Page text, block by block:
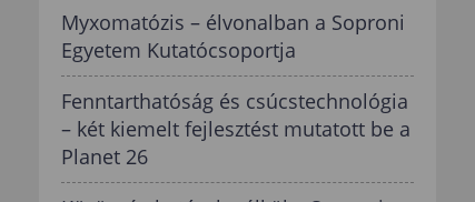
Myxomatózis – élvonalban a Soproni
Egyetem Kutatócsoportja
Fenntarthatóság és csúcstechnológia
– két kiemelt fejlesztést mutatott be a
Planet 26